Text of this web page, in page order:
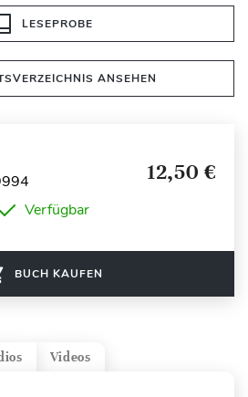
LESEPROBE
ANSEHEN
12,50 €
Verfügbar
BUCH KAUFEN
Videos